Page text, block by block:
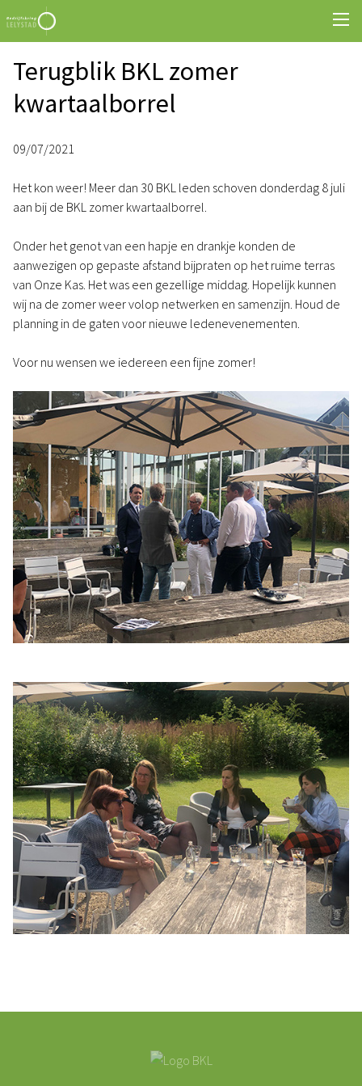
Terugblik BKL zomer
kwartaalborrel
09/07/2021
Het kon weer! Meer dan 30 BKL leden schoven donderdag 8 juli
aan bij de BKL zomer kwartaalborrel.
Onder het genot van een hapje en drankje konden de
aanwezigen op gepaste afstand bijpraten op het ruime terras
van Onze Kas. Het was een gezellige middag. Hopelijk kunnen
wij na de zomer weer volop netwerken en samenzijn. Houd de
planning in de gaten voor nieuwe ledenevenementen.
Voor nu wensen we iedereen een fijne zomer!